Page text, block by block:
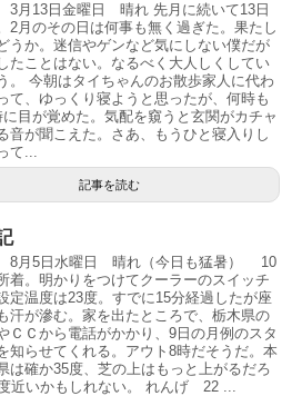
月13日金曜日 晴れ 先月に続いて13日
2月のその日は何事も無く過ぎた。果たし
うか。迷信やゲンなど気にしない僕だが
たことはない。なるべく大人しくしてい
。 今朝はタイちゃんのお散歩家人に代わ
て、ゆっくり寝ようと思ったが、何時も
目が覚めた。気配を窺うと玄関がカチャ
音が聞こえた。さあ、もうひと寝入りし
て...
記事を読む
8月5日水曜日 晴れ（今日も猛暑） 10
着。明かりをつけてクーラーのスイッチ
定温度は23度。すでに15分経過したが座
汗が滲む。家を出たところで、栃木県の
ＣＣから電話がかかり、9日の月例のスタ
知らせてくれる。アウト8時だそうだ。本
は確か35度、芝の上はもっと上がるだろ
近いかもしれない。 れんげ 22 ...